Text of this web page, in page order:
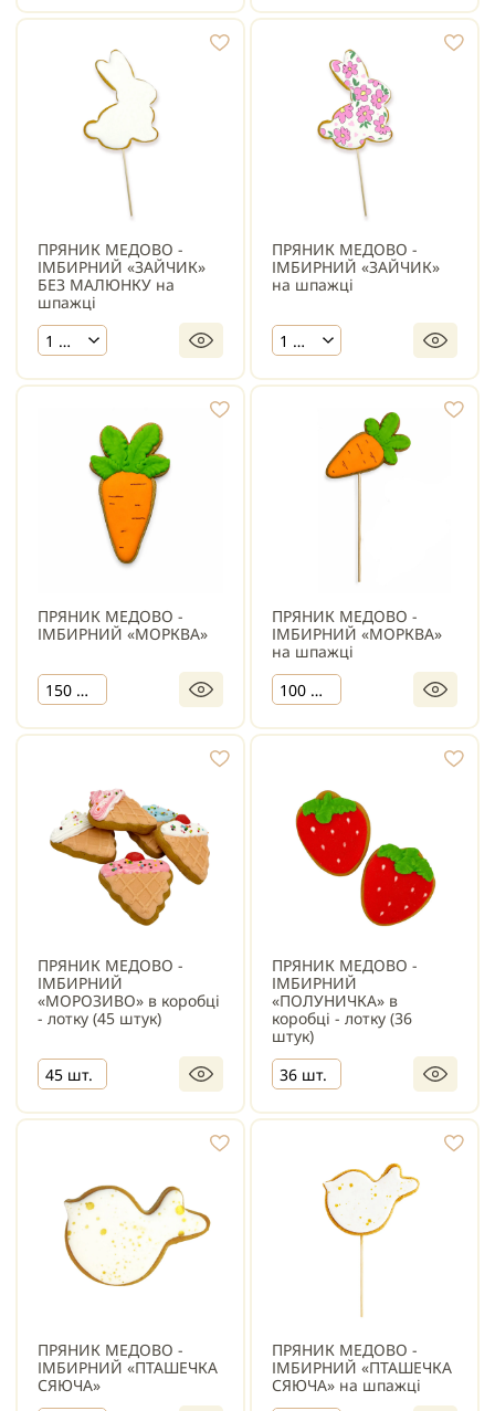
ПРЯНИК МЕДОВО -
ІМБИРНИЙ «ЗАЙЧИК»
БЕЗ МАЛЮНКУ на
шпажці
1 шт.
ПРЯНИК МЕДОВО -
ІМБИРНИЙ «ЗАЙЧИК»
на шпажці
1 шт.
ПРЯНИК МЕДОВО -
ІМБИРНИЙ «МОРКВА»
150 шт.
ПРЯНИК МЕДОВО -
ІМБИРНИЙ «МОРКВА»
на шпажці
100 шт.
ПРЯНИК МЕДОВО -
ІМБИРНИЙ
«МОРОЗИВО» в коробці
- лотку (45 штук)
45 шт.
ПРЯНИК МЕДОВО -
ІМБИРНИЙ
«ПОЛУНИЧКА» в
коробці - лотку (36
штук)
36 шт.
ПРЯНИК МЕДОВО -
ІМБИРНИЙ «ПТАШЕЧКА
СЯЮЧА»
ПРЯНИК МЕДОВО -
ІМБИРНИЙ «ПТАШЕЧКА
СЯЮЧА» на шпажці